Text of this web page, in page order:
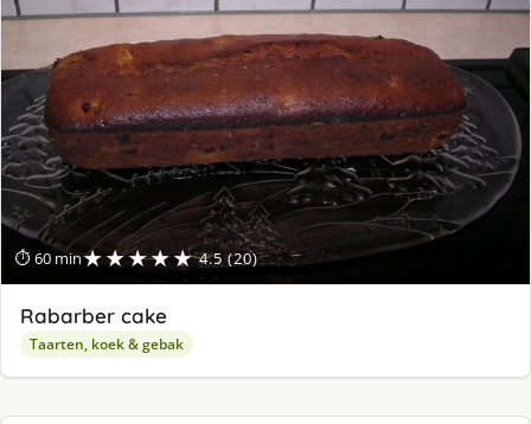
⏱ 60 min★★★★★ 4.5 (20)
Rabarber cake
Taarten, koek & gebak